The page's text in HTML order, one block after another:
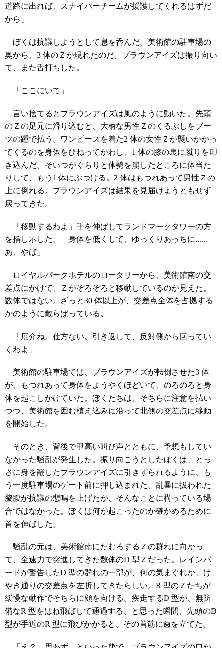
道路に出れば、スナイパーチームが援護してくれるはずだ
から」
ぼくは抗議しようとして息を呑んだ。美術館の駐車場の
奥から、3 体のＺが現れたのだ。ブラウンアイズは振り向い
て、また舌打ちした。
「ここにいて」
言い捨てるとブラウンアイズは風のように動いた。先頭
のＺの足元に滑り込むと、大柄な男性Ｚのくるぶしをブー
ツの踵で払う。ワンピースを着た2 体の女性Ｚが襲いかかっ
てくるのを身体をひねってかわし、1 体の膝の裏に蹴りを叩
き込んだ。そいつがぐらりと体勢を崩したところに体当た
りして、もう1 体にぶつける。2 体はもつれあって男性Ｚの
上に倒れる。ブラウンアイズは結果を見届けようともせず
戻ってきた。
「移動するわよ」手を伸ばしてランドマークタワーの方
を指し示した。「身体を低くして、ゆっくりあっちに......
あ、やば」
ロイヤルパークホテルのロータリーから、美術館南の交
差点にかけて、Ｚがぞろぞろと移動しているのが見えた。
数体ではない。ざっと30 体以上が、交差点全体を占拠する
かのように散らばっている。
「厄介ね。仕方ない。引き返して、反対側から回ってい
くわよ」
美術館の駐車場では、ブラウンアイズが転倒させた3 体
が、もつれあって身体をようやくほどいて、のろのろと身
体を起こしかけていた。ぼくたちは、そちらに注意を払い
つつ、美術館を囲む植え込みに沿って北側の交差点に移動
を開始した。
そのとき、背後で甲高い叫び声とともに、予想もしてい
なかった騒乱が発生した。振り向こうとしたぼくは、とっ
さに身を翻したブラウンアイズに引きずられるように、も
う一度駐車場のゲート前に押し込まれた。乱暴に扱われた
脇腹が抗議の悲鳴を上げたが、そんなことに構っている場
合ではなかった。ぼくは何が起こったのか確かめるために
首を伸ばした。
騒乱の元は、美術館南にたむろするＺの群れに向かっ
て、全速力で突進してきた数体のD 型Ｚだった。レインバ
ードが警告したD 型の群れの一部が、何の気まぐれか、け
やき通りの交差点を左折してきたらしい。R 型のＺたちが
緩慢な動作でそちらに顔を向ける。疾走するD 型が、無防
備なR 型をはね飛ばして通過する、と思った瞬間、先頭のD
型が手近のR 型に飛びかかると、その首筋に歯を立てた。